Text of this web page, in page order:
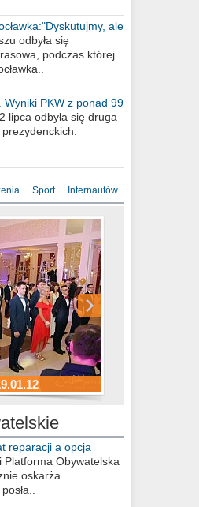
ale
się”odbyła się
podczas której
Wyniki PKW z ponad 99
lipca odbyła się druga
Sport Internautów
reparacji a opcja
Platforma Obywatelska
oskarża